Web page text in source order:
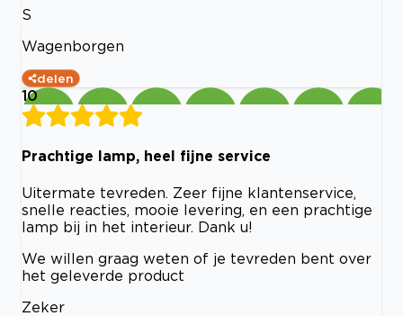
S
Wagenborgen
delen
10
Prachtige lamp, heel fijne service
Uitermate tevreden. Zeer fijne klantenservice,
snelle reacties, mooie levering, en een prachtige
lamp bij in het interieur. Dank u!
We willen graag weten of je tevreden bent over
het geleverde product
Zeker